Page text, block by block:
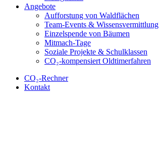
Angebote
Aufforstung von Waldflächen
Team-Events & Wissensvermittlung
Einzelspende von Bäumen
Mitmach-Tage
Soziale Projekte & Schulklassen
CO₂-kompensiert Oldtimerfahren
CO₂-Rechner
Kontakt